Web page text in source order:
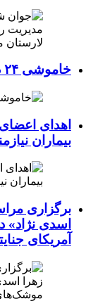
خاموشی ۲۴ دستگاه ماینر فاقد مجوز در لامرد
اهدای
بیماران
برگزاری
اسدی
آمریکای